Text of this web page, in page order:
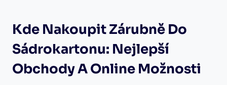
Kde Nakoupit Zárubně Do
Sádrokartonu: Nejlepší
Obchody A Online Možnosti